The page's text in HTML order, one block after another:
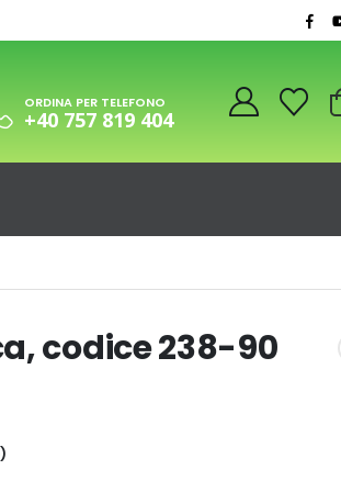
ORDINA PER TELEFONO
+40 757 819 404
codice 238-90